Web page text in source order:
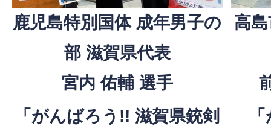
鹿児島特別国体 成年男子の
部 滋賀県代表
宮内 佑輔 選手
「がんばろう!! 滋賀県銃剣
高